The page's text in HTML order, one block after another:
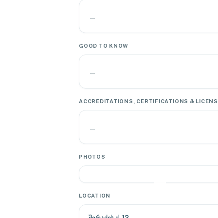
—
GOOD TO KNOW
—
ACCREDITATIONS, CERTIFICATIONS &
—
PHOTOS
LOCATION